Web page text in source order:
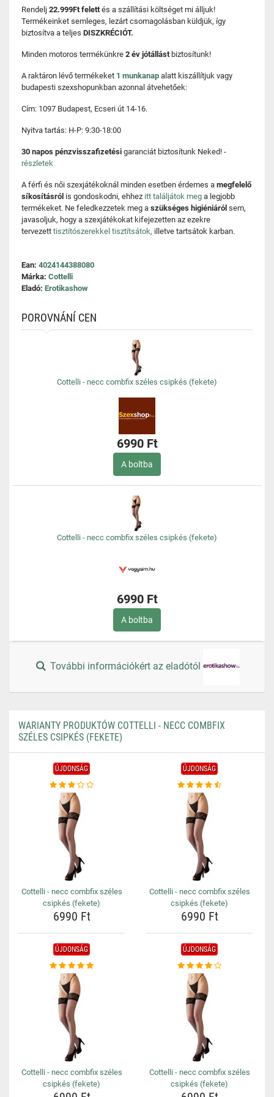
Rendelj 22.999Ft felettés a szállítási költséget mi álljuk!
Termékeinket semleges, lezárt csomagolásban küldjük, így
biztosítva a teljes DISZKRÉCIÓT.
Minden motoros termékünkre 2 év jótállást biztosítunk!
A raktáron lévő termékeket 1 munkanap alatt kiszállítjuk vagy
budapesti szexshopunkban azonnal átvehetőek:
Cím: 1097 Budapest, Ecseri út 14-16.
Nyitva tartás: H-P: 9:30-18:00
30 napos pénzvisszafizetési garanciát biztosítunk Neked! -
részletek
A férfi és női szexjátékoknál minden esetben érdemes a megfelelő
síkosításról is gondoskodni, ehhez itt találjátok meg a legjobb
termékeket. Ne feledkezzetek meg a szükséges higiéniáról sem,
javasoljuk, hogy a szexjátékokat kifejezetten az ezekre
tervezett tisztítószerekkel tisztítsátok, illetve tartsátok karban.
Ean: 4024144388080
Márka: Cottelli
Eladó: Erotikashow
POROVNÁNÍ CEN
Cottelli - necc combfix széles csipkés (fekete)
6990 Ft
A boltba
Cottelli - necc combfix széles csipkés (fekete)
6990 Ft
A boltba
További információkért az eladótól
WARIANTY PRODUKTÓW COTTELLI - NECC COMBFIX
SZÉLES CSIPKÉS (FEKETE)
ÚJDONSÁG
Cottelli - necc combfix széles
csipkés (fekete)
6990 Ft
ÚJDONSÁG
Cottelli - necc combfix széles
csipkés (fekete)
6990 Ft
ÚJDONSÁG
Cottelli - necc combfix széles
csipkés (fekete)
ÚJDONSÁG
Cottelli - necc combfix széles
csipkés (fekete)